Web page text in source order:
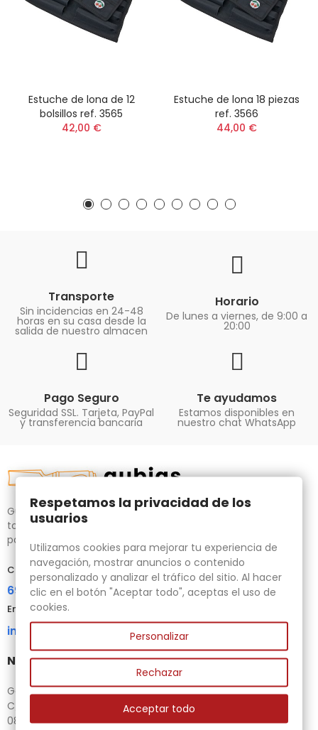
Estuche de lona de 12
bolsillos ref. 3565
42,00 €
Estuche de lona 18 piezas
ref. 3566
44,00 €
Transporte
Sin incidencias en 24-48
horas en su casa desde la
salida de nuestro almacen
Horario
De lunes a viernes, de 9:00 a
20:00
Pago Seguro
Seguridad SSL. Tarjeta, PayPal
y transferencia bancaria
Te ayudamos
Estamos disponibles en
nuestro chat WhatsApp
Gubias.com.es, tu tienda especializada en talla de madera,
tornos para bricolaje y maquinaria para la madera auxiliar
para tus necesidades.
Contacta con nosotros
696 95 85 58
Email
info@gubias.com.es
Nuestra tienda
Ganiveteria Rius
C/ Goleta, 11
08221 Terrassa
Respetamos la privacidad de los
usuarios
Utilizamos cookies para mejorar tu experiencia de
navegación, mostrar anuncios o contenido
personalizado y analizar el tráfico del sitio. Al hacer
clic en el botón "Aceptar todo", aceptas el uso de
cookies.
Personalizar
Rechazar
Acceptar todo